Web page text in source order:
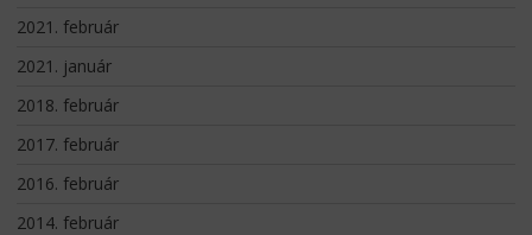
2021. február
2021. január
2018. február
2017. február
2016. február
2014. február